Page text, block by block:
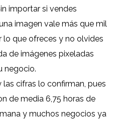
importar si vendes
imagen vale más que mil
lo que ofreces y no olvides
de imágenes pixeladas
negocio.
cifras lo confirman, pues
de media 6,75 horas de
y muchos negocios ya